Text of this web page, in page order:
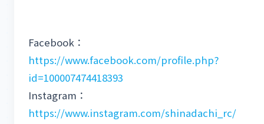
Facebook：
https://www.facebook.com/profile.php?
id=100007474418393
Instagram：
https://www.instagram.com/shinadachi_rc/